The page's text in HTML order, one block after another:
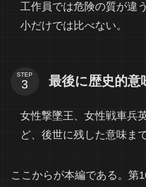
工作員では危険の質が違
小だけでは比べない。
STEP 最後に歴史的意
女性撃墜王、女性戦車兵
ど、後世に残した意味ま
ここからが本編である。第